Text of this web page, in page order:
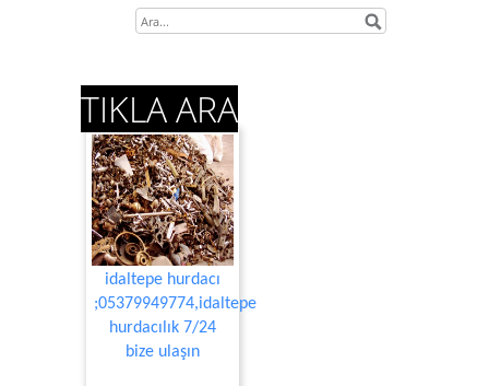
TIKLA ARA
idaltepe hurdacı
;05379949774,idaltepe
hurdacılık 7/24
bize ulaşın